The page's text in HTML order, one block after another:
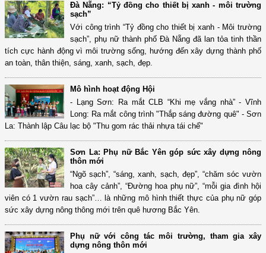
Đà Nẵng: “Tỷ đồng cho thiết bị xanh - môi trường
sạch”
Với công trình “Tỷ đồng cho thiết bị xanh - Môi trường
sạch”, phụ nữ thành phố Đà Nẵng đã lan tỏa tinh thần
tích cực hành động vì môi trường sống, hướng đến xây dựng thành phố
an toàn, thân thiện, sáng, xanh, sạch, đẹp.
Mô hình hoạt động Hội
- Lạng Sơn: Ra mắt CLB “Khi mẹ vắng nhà” - Vĩnh
Long: Ra mắt công trình "Thắp sáng đường quê" - Sơn
La: Thành lập Câu lạc bộ "Thu gom rác thải nhựa tái chế"
Sơn La: Phụ nữ Bắc Yên góp sức xây dựng nông
thôn mới
“Ngõ sạch”, “sáng, xanh, sạch, đẹp”, “chăm sóc vườn
hoa cây cảnh”, “Đường hoa phụ nữ”, “mỗi gia đình hội
viên có 1 vườn rau sạch”… là những mô hình thiết thực của phụ nữ góp
sức xây dựng nông thông mới trên quê hương Bắc Yên.
Phụ nữ với công tác môi trường, tham gia xây
dựng nông thôn mới